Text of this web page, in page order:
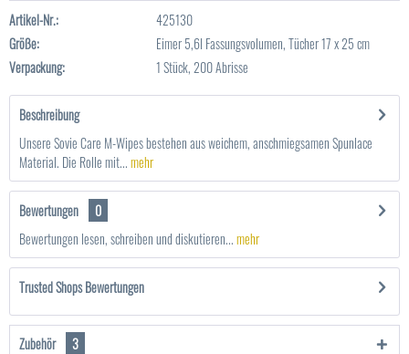
Artikel-Nr.:
425130
Größe:
Eimer 5,6l Fassungsvolumen, Tücher 17 x 25 cm
Verpackung:
1 Stück, 200 Abrisse
Beschreibung
Unsere Sovie Care M-Wipes bestehen aus weichem, anschmiegsamen Spunlace
Material. Die Rolle mit...mehr
Bewertungen
0
Bewertungen lesen, schreiben und diskutieren...mehr
Trusted Shops Bewertungen
Zubehör 3